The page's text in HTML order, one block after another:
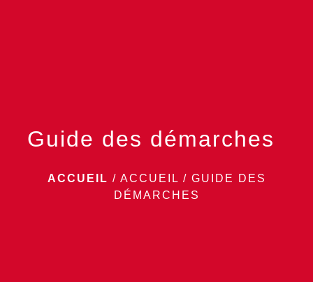
Guide des démarches
ACCUEIL / ACCUEIL / GUIDE DES
DÉMARCHES